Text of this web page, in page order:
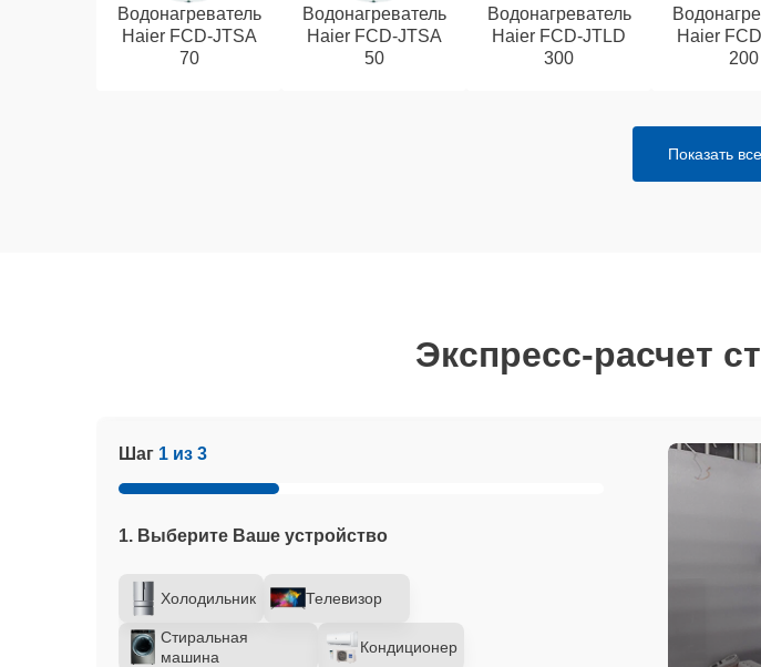
Водонагреватель
Haier FCD-JTSA
70
Водонагреватель
Haier FCD-JTSA
50
Водонагреватель
Haier FCD-JTLD
300
Haier
200
Показать
Экспресс-расчет
Шаг 1 из 3
1. Выберите Ваше устройство
Холодильник Телевизор
Стиральная
машина
Кондиционер